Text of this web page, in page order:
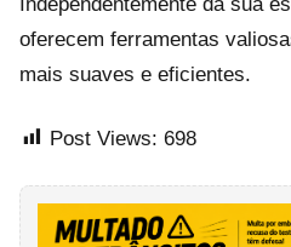
oferecem ferramentas
mais suaves e eficientes.
Post Views: 698